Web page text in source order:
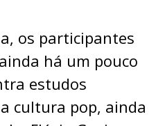
os participantes
há um pouco
estudos
cultura pop, ainda